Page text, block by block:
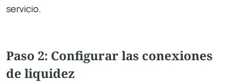
servicio.
Paso 2: Configurar las conexiones
de liquidez